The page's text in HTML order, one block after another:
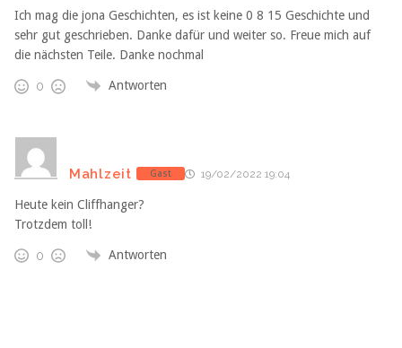
Ich mag die jona Geschichten, es ist keine 0 8 15 Geschichte und
sehr gut geschrieben. Danke dafür und weiter so. Freue mich auf
die nächsten Teile. Danke nochmal
0 Antworten
Mahlzeit Gast 19/02/2022 19:04
Heute kein Cliffhanger?
Trotzdem toll!
0 Antworten